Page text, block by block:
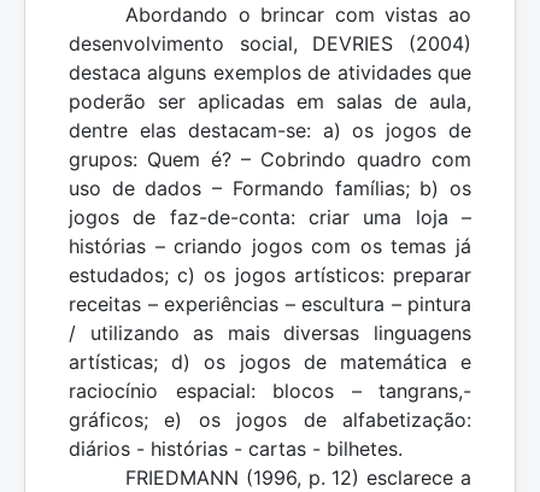
Abordando o brincar com vistas ao
desenvolvimento social, DEVRIES (2004)
destaca alguns exemplos de atividades que
poderão ser aplicadas em salas de aula,
dentre elas destacam-se: a) os jogos de
grupos: Quem é? – Cobrindo quadro com
uso de dados – Formando famílias; b) os
jogos de faz-de-conta: criar uma loja –
histórias – criando jogos com os temas já
estudados; c) os jogos artísticos: preparar
receitas – experiências – escultura – pintura
/ utilizando as mais diversas linguagens
artísticas; d) os jogos de matemática e
raciocínio espacial: blocos – tangrans,-
gráficos; e) os jogos de alfabetização:
diários - histórias - cartas - bilhetes.
FRIEDMANN (1996, p. 12) esclarece a